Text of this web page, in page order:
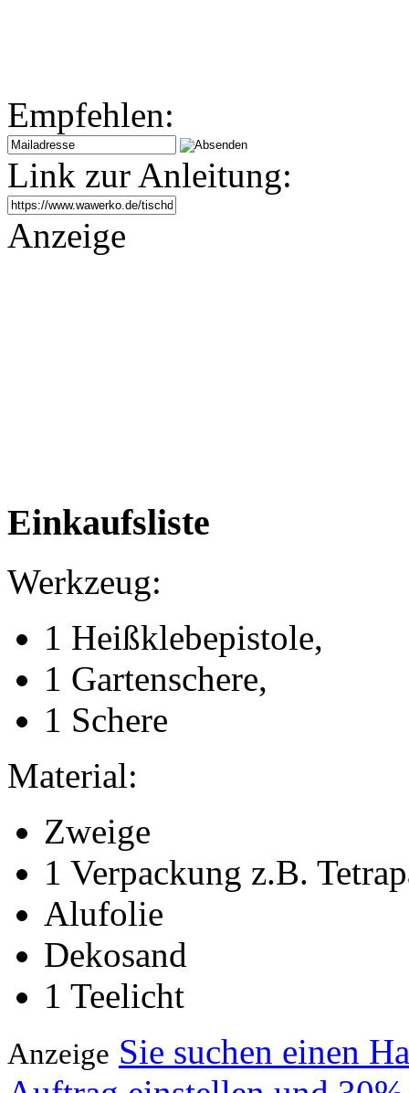
Empfehlen:
Link zur Anleitung:
Anzeige
Einkaufsliste
Werkzeug:
1 Heißklebepistole,
1 Gartenschere,
1 Schere
Material:
Zweige
1 Verpackung z.B.
Alufolie
Dekosand
1 Teelicht
Anzeige Sie suchen einen